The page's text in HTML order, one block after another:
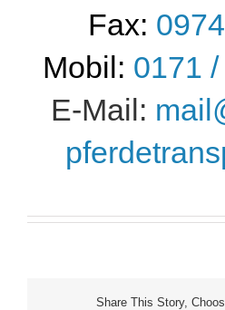
Fax:
Mobil: 0171
E-Mail:
Share This Story,